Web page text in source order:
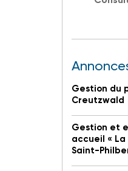
Gestion du
Creutzwald
Gestion et
accueil «
Saint-